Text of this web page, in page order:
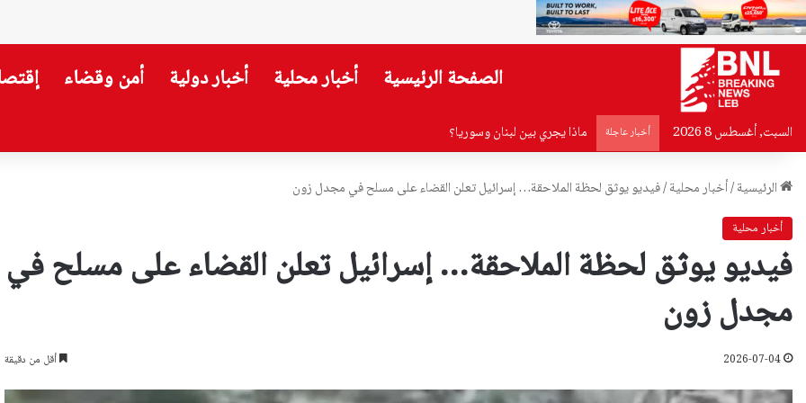
الصفحة الرئيسية أخبار محلية أخبار دولية أمن وقضاء
السبت, أغسطس 8 2026 أخبار عاجلة ماذا يجري بين لبنان وسوريا؟
الرئيسية/أخبار محلية/فيديو يوثق لحظة الملاحقة… إسرائيل تعلن القضاء على مسلح في مجدل زون
أخبار محلية
فيديو يوثق لحظة الملاحقة… إسرائيل تعلن القضاء على مسلح في
مجدل زون
2026-07-04 أقل من دقيقة